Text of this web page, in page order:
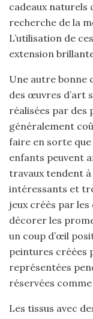
cadeaux naturels
recherche de la
L’utilisation de
extension
Une autre bonne
des œuvres d’art
réalisées par
généralement
faire en sorte
enfants peuvent
travaux tendent
intéressants et
jeux créés par
décorer les
un coup d’œil
peintures créées
représentées
réservées
Les tissus avec